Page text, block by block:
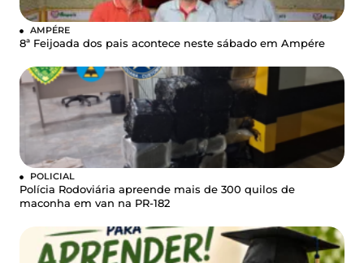
AMPÉRE
8ª Feijoada dos pais acontece neste sábado em Ampére
POLICIAL
Polícia Rodoviária apreende mais de 300 quilos de
maconha em van na PR-182